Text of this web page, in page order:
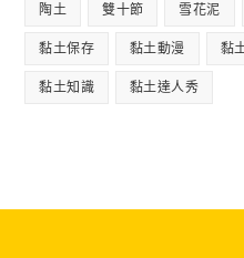
陶土 雙十節 雪花泥
黏土保存 黏土動漫 黏
黏土知識 黏土達人秀